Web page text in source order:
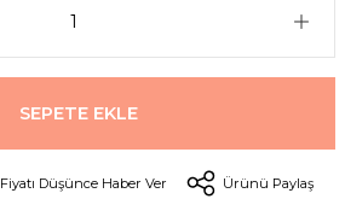
SEPETE EKLE
Fiyatı Düşünce Haber Ver Ürünü Paylaş